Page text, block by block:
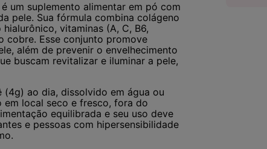
um suplemento alimentar em pó com
pele. Sua fórmula combina colágeno
vitaminas (A, C, B6,
cobre. Esse conjunto promove
além de prevenir o envelhecimento
buscam revitalizar e iluminar a pele,
(4g) ao dia, dissolvido em água ou
local seco e fresco, fora do
equilibrada e seu uso deve
e pessoas com hipersensibilidade